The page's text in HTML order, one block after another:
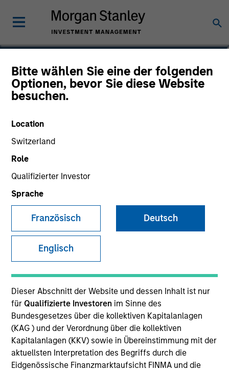
Bitte wählen Sie eine der folgenden
Optionen, bevor Sie diese Website
besuchen.
Location
Switzerland
Role
Qualifizierter Investor
Sprache
Französisch Deutsch
Englisch
Dieser Abschnitt der Website und dessen Inhalt ist nur
für Qualifizierte Investoren im Sinne des
Bundesgesetzes über die kollektiven Kapitalanlagen
(KAG ) und der Verordnung über die kollektiven
Kapitalanlagen (KKV) sowie in Übereinstimmung mit der
aktuellsten Interpretation des Begriffs durch die
Eidgenössische Finanzmarktaufsicht FINMA und die
Scott Cederberg
Analyst
YEARS OF INDUSTRY EXPERIENCE
5 Years